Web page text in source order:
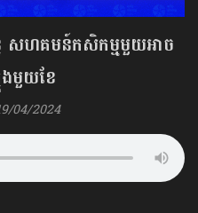
សហគមន៍កសិកម្មមួយអាច
ងមួយខែ
04/2024